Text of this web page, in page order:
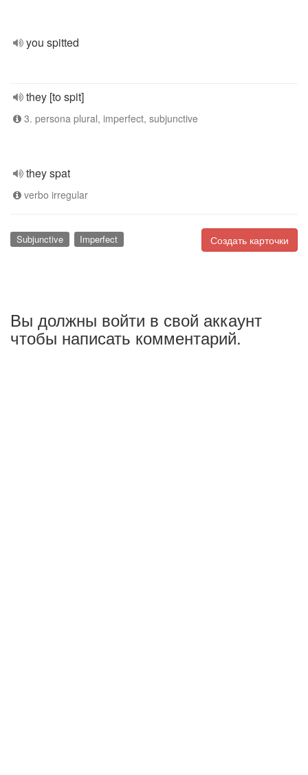
you spitted
they [to spit]
3. persona plural, imperfect, subjunctive
they spat
verbo irregular
Создать карточки
Subjunctive Imperfect
Вы должны войти в свой аккаунт
чтобы написать комментарий.